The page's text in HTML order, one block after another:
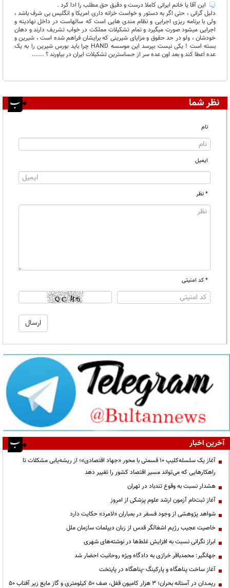
این آقا یا خانم ایرانی کاملا درست و دقیق حق مطلب را ادا کرد .
دلیل گرانی ، حتی اگر به دستور و خواست خزانه داری امریکا و انگلیس بی شرف باشد ،
ولی با برنامه ریزی اجرایی و نظام مندی هایی است که سالهاست در داخل نهادینه و
اجرایی میشود صورت میگیرد و تمام تشکیلات مملکت در خواب تشریف دارند و دهان
خودشان ، ولو در حد حقوق و مزایای شیرینی که برایشان فراهم شده است ، شیرین و
بسته است ! یکی نیست بپرسد این موسسه HAND چرا باید بورس شیرین را به یک
عده اعطا کند و بعد اون عده سر از حساسترین تشکیلات ایران در بیاورند ؟ ......
نظر شما
نام
ایمیل
* نظر
* کد امنیتی
آخرین اخبار
آغاز یک سلسله‌کلیپ ۱۰ قسمتی با محور «جهاد اقتصادی»؛ از ریشه‌یابی مشکلات تا
راهکارهایی که می‌تواند مسیر اقتصاد کشور را تغییر دهد
هشدار نسبت به وقوع تندباد در تهران
آغاز ثبت‌نام آزمون ارشد علوم پزشکی از امروز
شواهد پژوهشی از وجود فسفر در بمباران «لامرد» حکایت دارد
خاصیت عجیب رژیم اشغالگر قدس از زبان دیپلمات سازمان ملل
ابراز نگرانی نسبت به افزایش غلط‌ها در نوشته‌های شهری
جهانگیر: محمدباقر خرازی به دادگاه ویژه روحانیت احضار شد
آغاز ساخت پناهگاه و پارکینگ -پناهگاه در پایتخت
ریمـدان در آستانه بحران؛ ۳ هزار کامیون قفل، صف ۵۰ کیلومتری و گاز مایع زیر آفتاب ۵۰